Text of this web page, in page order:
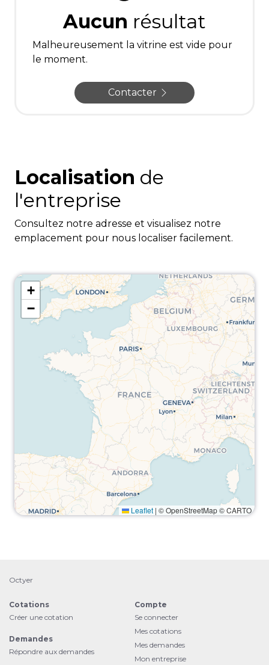
Aucun résultat
Malheureusement la vitrine est vide pour
le moment.
Contacter
Localisation de
l'entreprise
Consultez notre adresse et visualisez notre
emplacement pour nous localiser facilement.
+
−
Leaflet | © OpenStreetMap © CARTO
Octyer
Cotations
Créer une cotation
Demandes
Répondre aux demandes
Compte
Se connecter
Mes cotations
Mes demandes
Mon entreprise